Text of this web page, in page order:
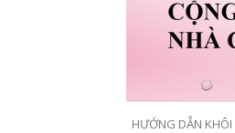
HƯỚNG DẪN KHÔI